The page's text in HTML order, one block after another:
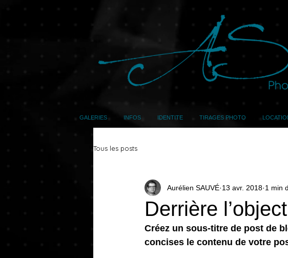
GALERIES INFOS IDENTITE TIRAGES PHOTO
Tous les posts
Derrière
Aurélien SAUVÉ 13 avr. 2018 1 min
Créez un sous-titre de post de
concises le contenu de votre